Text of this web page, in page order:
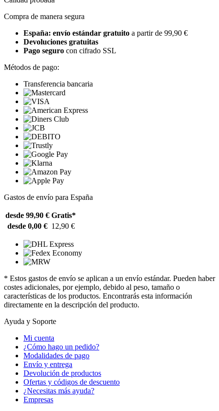
Compra de manera segura
España: envío estándar gratuito a partir de 99,90 €
Devoluciones gratuitas
Pago seguro con cifrado SSL
Métodos de pago:
Transferencia bancaria
Gastos de envío para España
desde 99,90 € Gratis*
desde 0,00 € 12,90 €
* Estos gastos de envío se aplican a un envío estándar. Pueden haber
costes adicionales, por ejemplo, debido al peso, tamaño o
características de los productos. Encontrarás esta información
directamente en la descripción del producto.
Ayuda y Soporte
Mi cuenta
¿Cómo hago un pedido?
Modalidades de pago
Envío y entrega
Devolución de productos
Ofertas y códigos de descuento
¿Necesitas más ayuda?
Empresas